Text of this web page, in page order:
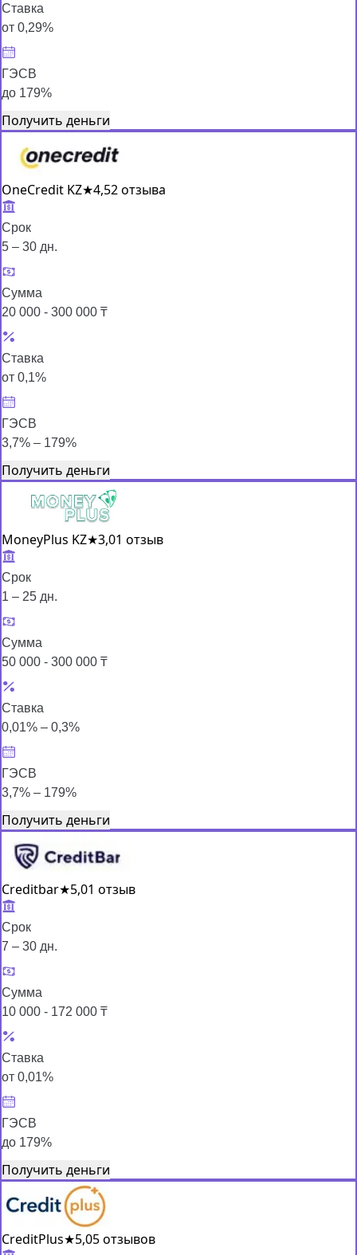
Ставка
от 0,29%
ГЭСВ
до 179%
Получить деньги
OneCredit KZ★4,52 отзыва
Срок
5 – 30 дн.
Сумма
20 000 - 300 000 ₸
Ставка
от 0,1%
ГЭСВ
3,7% – 179%
Получить деньги
MoneyPlus KZ★3,01 отзыв
Срок
1 – 25 дн.
Сумма
50 000 - 300 000 ₸
Ставка
0,01% – 0,3%
ГЭСВ
3,7% – 179%
Получить деньги
Creditbar★5,01 отзыв
Срок
7 – 30 дн.
Сумма
10 000 - 172 000 ₸
Ставка
от 0,01%
ГЭСВ
до 179%
Получить деньги
CreditPlus★5,05 отзывов